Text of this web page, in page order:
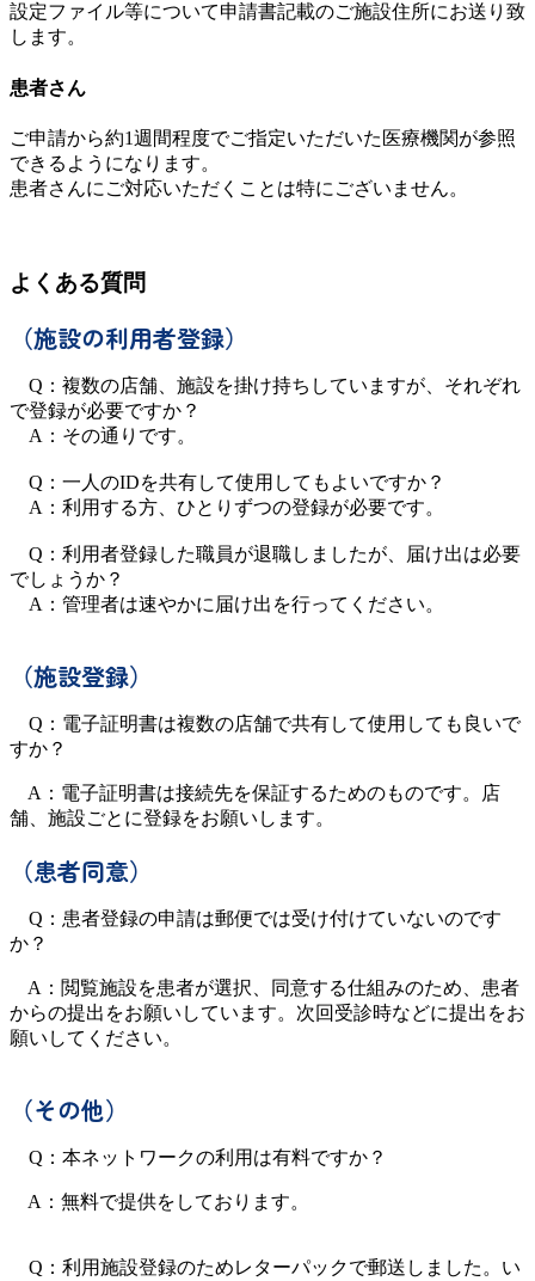
設定ファイル等について申請書記載のご施設住所にお送り致
します。
患者さん
ご申請から約1週間程度でご指定いただいた医療機関が参照
できるようになります。
患者さんにご対応いただくことは特にございません。
よくある質問
（施設の利用者登録）
Q：複数の店舗、施設を掛け持ちしていますが、それぞれ
で登録が必要ですか？
A：その通りです。
Q：一人のIDを共有して使用してもよいですか？
A：利用する方、ひとりずつの登録が必要です。
Q：利用者登録した職員が退職しましたが、届け出は必要
でしょうか？
A：管理者は速やかに届け出を行ってください。
（施設登録）
Q：電子証明書は複数の店舗で共有して使用しても良いで
すか？
A：電子証明書は接続先を保証するためのものです。店
舗、施設ごとに登録をお願いします。
（患者同意）
Q：患者登録の申請は郵便では受け付けていないのです
か？
A：閲覧施設を患者が選択、同意する仕組みのため、患者
からの提出をお願いしています。次回受診時などに提出をお
願いしてください。
（その他）
Q：本ネットワークの利用は有料ですか？
A：無料で提供をしております。
Q：利用施設登録のためレターパックで郵送しました。い